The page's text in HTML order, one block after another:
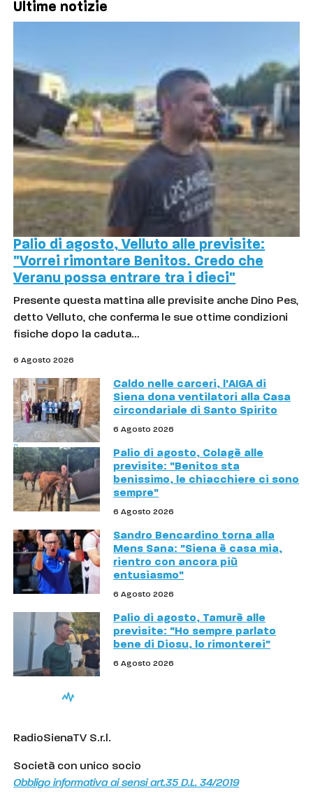
Ultime notizie
Palio di agosto, Velluto alle previsite:
"Vorrei rimontare Benitos. Credo che
Veranu possa entrare tra i dieci"
Presente questa mattina alle previsite anche Dino Pes,
detto Velluto, che conferma le sue ottime condizioni
fisiche dopo la caduta…
6 Agosto 2026
Caldo nelle carceri, l'AIGA di
Siena dona ventilatori alla Casa
circondariale di Santo Spirito
6 Agosto 2026
Palio di agosto, Colagè alle
previsite: "Benitos sta
benissimo, le chiacchiere ci sono
sempre"
6 Agosto 2026
Sandro Bencardino torna alla
Mens Sana: "Siena è casa mia,
rientro con ancora più
entusiasmo"
6 Agosto 2026
Palio di agosto, Tamurè alle
previsite: "Ho sempre parlato
bene di Diosu, lo rimonterei"
6 Agosto 2026
RadioSienaTV S.r.l.
Società con unico socio
Obbligo informativa ai sensi art.35 D.L. 34/2019